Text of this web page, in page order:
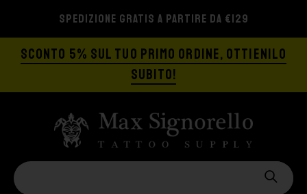
SPEDIZIONE GRATIS A PARTIRE DA €129
SCONTO 5% SUL TUO PRIMO ORDINE, OTTIENILO
SUBITO!